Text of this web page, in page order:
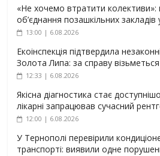
«Не хочемо втратити
об’єднання позашкільних закладів
13:00 | 6.08.2026
Екоінспекція підтвердила
Золота Липа: за справу візьметься
12:33 | 6.08.2026
Якісна діагностика стає
лікарні запрацював сучасний
12:00 | 6.08.2026
У Тернополі перевірили
транспорті: виявили одне